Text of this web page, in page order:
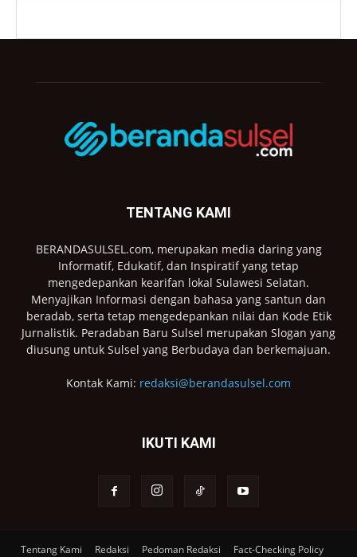
TENTANG KAMI
BERANDASULSEL.com, merupakan media daring yang
Informatif, Edukatif, dan Inspiratif yang tetap
mengedepankan kearifan lokal Sulawesi Selatan.
Menyajikan Informasi dengan bahasa yang santun dan
beradab, serta tetap mengedepankan nilai dan Kode Etik
Jurnalistik. Peradaban Baru Sulsel merupakan Slogan yang
diusung untuk Sulsel yang Berbudaya dan berkemajuan.
Kontak Kami: redaksi@berandasulsel.com
IKUTI KAMI
Tentang Kami Redaksi Pedoman Redaksi Fact-Checking Policy